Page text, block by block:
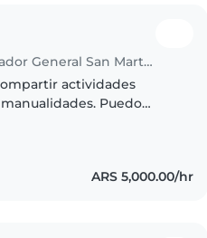
Babysitter in Ciudad del Libertador General San Martín
actividades
Puedo
ARS 5,000.00/hr